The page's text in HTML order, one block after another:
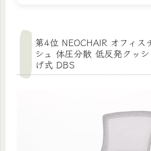
第4位 NEOCHAIR オフィス
シュ 体圧分散 低反発クッ
げ式 DBS